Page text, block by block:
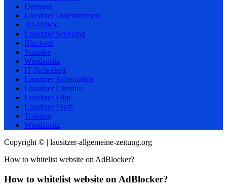
Drohnen
Lausitzer Unternehmen
3D-Druck
Lausitzer Seenland
Blackout
Soziales
Westlausitz
IT-Sicherheit
Lausitzer Kriminalität
Lausitzer Literatur
Lausitzer Film
Lausitzer Fisch
Traktion
Westlausitz
Copyright © | lausitzer-allgemeine-zeitung.org
How to whitelist website on AdBlocker?
How to whitelist website on AdBlocker?